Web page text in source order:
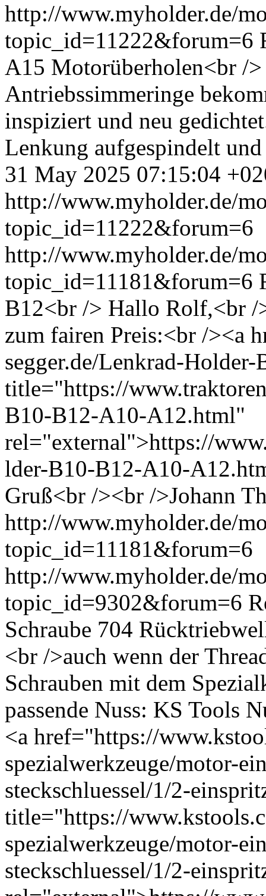
http://www.myholder.de/
topic_id=11222&forum=6
A15 Motorüberholen<br /
Antriebssimmeringe
inspiziert und neu
Lenkung aufgespindelt
31 May 2025 07:15:04
http://www.myholder.de/
topic_id=11222&forum=6
http://www.myholder.de/
topic_id=11181&forum=6
B12<br /> Hallo Rolf,<br /
zum fairen Preis:<br /><a
segger.de/Lenkrad-
title="https://
B10-B12-A10-A12.html"
rel="external">https://
lder-B10-B12-A10-
Gruß<br /><br />Johann
http://www.myholder.de/
topic_id=11181&forum=6
http://www.myholder.de/
topic_id=9302&forum=6
Schraube 704
<br />auch wenn der
Schrauben mit dem
passende Nuss: KS Tools
<a href="https://
spezialwerkzeuge/motor-
steckschluessel/1/2-
title="https://
spezialwerkzeuge/motor-
steckschluessel/1/2-